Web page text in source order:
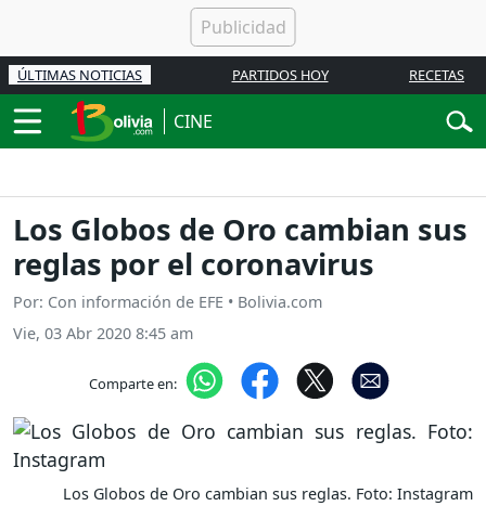
ÚLTIMAS NOTICIAS PARTIDOS HOY RECETAS
CINE
Los Globos de Oro cambian sus
reglas por el coronavirus
Por: Con información de EFE • Bolivia.com
Vie, 03 Abr 2020 8:45 am
Comparte en:
Los Globos de Oro cambian sus reglas. Foto: Instagram